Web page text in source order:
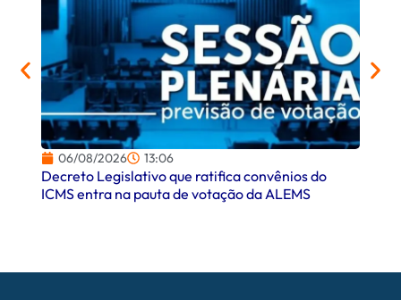
06/08/2026 13:06
Decreto Legislativo que ratifica convênios do
ICMS entra na pauta de votação da ALEMS